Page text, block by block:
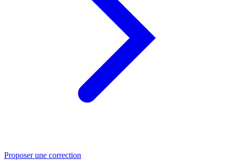
Proposer une correction